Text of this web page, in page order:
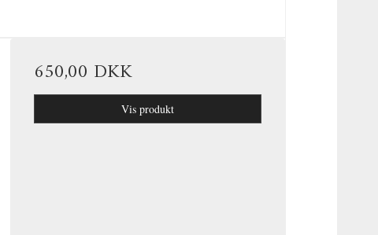
650,00 DKK
Vis produkt